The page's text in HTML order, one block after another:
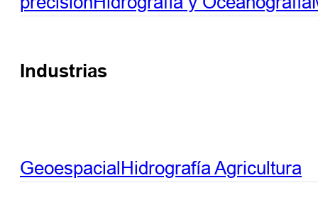
Industrias
GeoespacialHidrografíaAgricultura